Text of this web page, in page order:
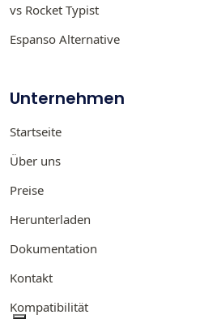
vs Rocket Typist
Espanso Alternative
Unternehmen
Startseite
Über uns
Preise
Herunterladen
Dokumentation
Kontakt
Kompatibilität